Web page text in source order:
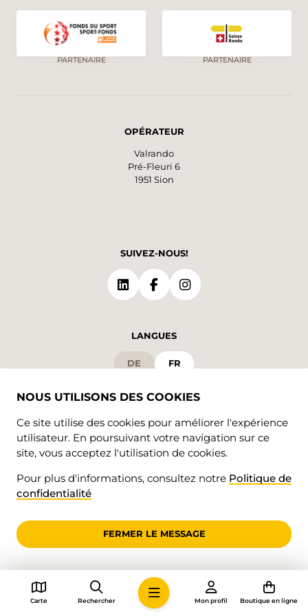
Cette belle randonnée en boucle d’environ
deux heures à travers prairies fleuries et forêts
de mélèzes n’attend que toi !
PARTENAIRE PARTENAIRE
OPÉRATEUR
Valrando
Pré-Fleuri 6
1951 Sion
SUIVEZ-NOUS!
LANGUES
DE FR
impressum
NOUS UTILISONS DES COOKIES
Ce site utilise des cookies pour améliorer l'expérience
utilisateur. En poursuivant votre navigation sur ce
site, vous acceptez l'utilisation de cookies.
Pour plus d'informations, consultez notre Politique de
confidentialité
FERMER LE MESSAGE
Carte Rechercher Mon profil Boutique en ligne